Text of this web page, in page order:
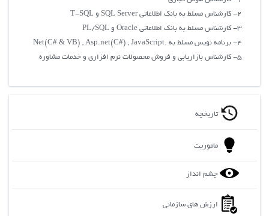
2- کارشناس مسلط به بانک اطلاعاتی SQL Server و T-SQL
3- کارشناس مسلط به بانک اطلاعاتی Oracle و PL/SQL
4- برنامه نویس مسلط به .Net(C# & VB) , Asp.net(C#) , JavaScript
5- کارشناس بازاریابی و فروش محصولات نرم افزاری و خدمات مشاوره
تاریخچه
ماموریت
چشم انداز
ارزش های سازمانی